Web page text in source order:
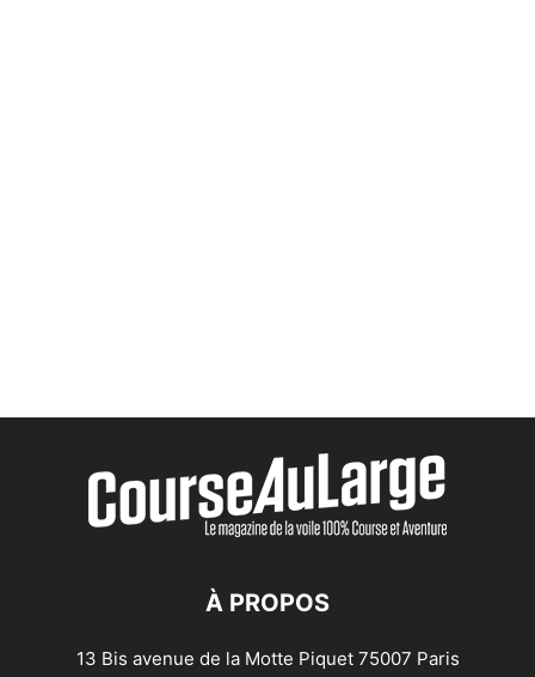
À PROPOS
13 Bis avenue de la Motte Piquet 75007 Paris